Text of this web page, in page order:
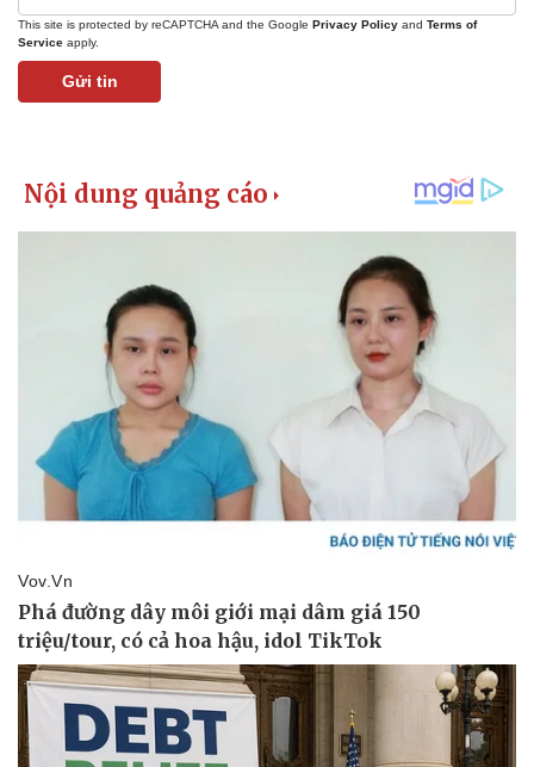
Kinh tế
Bất động sản
Thị trường
Giá vàng
This site is protected by reCAPTCHA and the Google Privacy Policy and Terms of
Service apply.
Gửi tin